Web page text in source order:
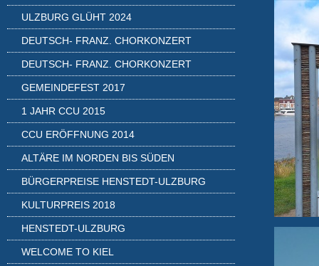
ULZBURG GLÜHT 2024
DEUTSCH- FRANZ. CHORKONZERT
DEUTSCH- FRANZ. CHORKONZERT
GEMEINDEFEST 2017
1 JAHR CCU 2015
CCU ERÖFFNUNG 2014
ALTÄRE IM NORDEN BIS SÜDEN
BÜRGERPREISE HENSTEDT-ULZBURG
KULTURPREIS 2018
HENSTEDT-ULZBURG
WELCOME TO KIEL